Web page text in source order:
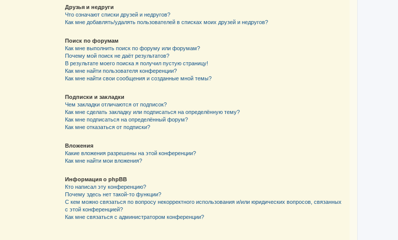
Друзья и недруги
Что означают списки друзей и недругов?
Как мне добавлять/удалять пользователей в списках моих друзей и недругов?
Поиск по форумам
Как мне выполнить поиск по форуму или форумам?
Почему мой поиск не даёт результатов?
В результате моего поиска я получил пустую страницу!
Как мне найти пользователя конференции?
Как мне найти свои сообщения и созданные мной темы?
Подписки и закладки
Чем закладки отличаются от подписок?
Как мне сделать закладку или подписаться на определённую тему?
Как мне подписаться на определённый форум?
Как мне отказаться от подписки?
Вложения
Какие вложения разрешены на этой конференции?
Как мне найти мои вложения?
Информация о phpBB
Кто написал эту конференцию?
Почему здесь нет такой-то функции?
С кем можно связаться по вопросу некорректного использования и/или юридических вопросов, связанных
с этой конференцией?
Как мне связаться с администратором конференции?